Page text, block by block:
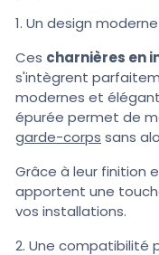
1. Un design
Ces charnières en
s'intègrent
modernes et
épurée permet de
garde-corps sans
Grâce à leur finition
apportent une
vos installations.
2. Une compatibilité